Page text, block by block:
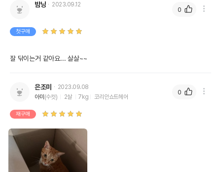
상품 필수 정보
품명 및 모델명
법에 의한 인증,허가 등을
받았음을 확인할수 있는
밤냥 2023.09.12
첫구매
잘 닦이는거 같아요... 살살~~
0
은조미
2023.09.08
아미 (수컷) 2살 7kg 코리안쇼트헤어
재구매
0